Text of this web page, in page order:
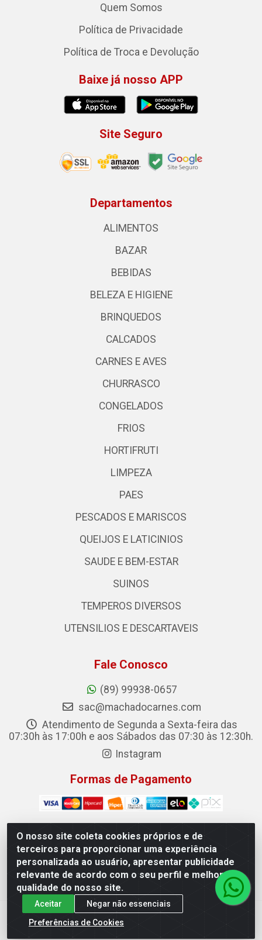
O nosso site coleta cookies próprios e de
terceiros para proporcionar uma experiência
personalizada ao usuário, apresentar publicidade
relevante de acordo com o seu perfil e melhorar a
qualidade do nosso site.
Aceitar
Negar não essenciais
Preferências de Cookies
Quem Somos
Política de Privacidade
Política de Troca e Devolução
Baixe já nosso APP
Site Seguro
Departamentos
ALIMENTOS
BAZAR
BEBIDAS
BELEZA E HIGIENE
BRINQUEDOS
CALCADOS
CARNES E AVES
CHURRASCO
CONGELADOS
FRIOS
HORTIFRUTI
LIMPEZA
PAES
PESCADOS E MARISCOS
QUEIJOS E LATICINIOS
SAUDE E BEM-ESTAR
SUINOS
TEMPEROS DIVERSOS
UTENSILIOS E DESCARTAVEIS
Fale Conosco
(89) 99938-0657
sac@machadocarnes.com
Atendimento de Segunda a Sexta-feira das
07:30h às 17:00h e aos Sábados das 07:30 às 12:30h.
Instagram
Formas de Pagamento
Machado Carnes Distribuidora de Alimentos LTDA -
Logradouro: Avenida Candido Aleixo, 148 - Centro - Oeiras/PI
- CEP 64.500-000 - 31.391.008/0001-50